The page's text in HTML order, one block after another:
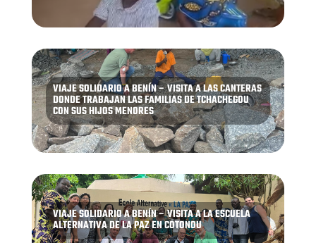
VIAJE SOLIDARIO A BENÍN – VISITA A LAS CANTERAS
DONDE TRABAJAN LAS FAMILIAS DE TCHACHEGOU
CON SUS HIJOS MENORES
VIAJE SOLIDARIO A BENÍN – VISITA A LA ESCUELA
ALTERNATIVA DE LA PAZ EN COTONOU